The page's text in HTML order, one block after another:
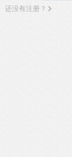
还没有注册？